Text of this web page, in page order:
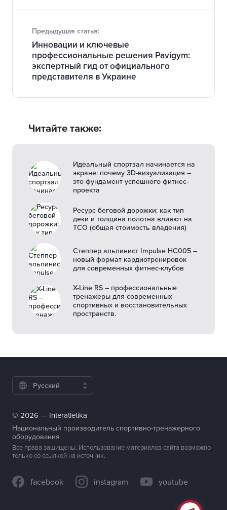
Предыдущая статья:
Инновации и ключевые
профессиональные решения Pavigym:
экспертный гид от официального
представителя в Украине
Читайте также:
Идеальный спортзал начинается на
экране: почему 3D-визуализация –
это фундамент успешного фитнес-
проекта
Ресурс беговой дорожки: как тип
деки и толщина полотна влияют на
TCO (общая стоимость владения)
Степпер альпинист Impulse HC005 –
новый формат кардиотренировок
для современных фитнес-клубов
X-Line RS – профессиональные
тренажеры для современных
спортивных и восстановительных
пространств.
Русский
© 2026 — Interatletika
Национальный производитель спортивно-тренажерного
оборудования
Все права защищены. Использование материалов сайта возможно
только со ссылкой на источник.
facebook instagram youtube